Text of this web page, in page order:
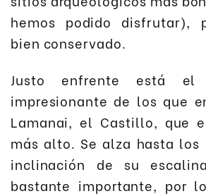
hemos podido disfrutar),
bien conservado.
Justo enfrente está el
impresionante de los que
Lamanai, el Castillo, que
más alto. Se alza hasta
inclinación de su
bastante importante, por